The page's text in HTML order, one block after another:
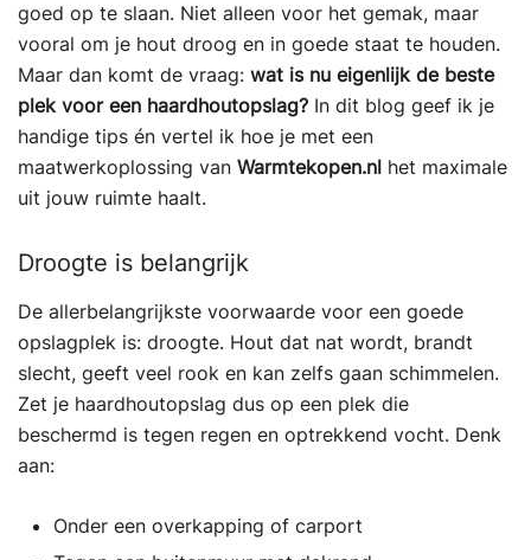
goed op te slaan. Niet alleen voor het gemak, maar
vooral om je hout droog en in goede staat te houden.
Maar dan komt de vraag: wat is nu eigenlijk de beste
plek voor een haardhoutopslag? In dit blog geef ik je
handige tips én vertel ik hoe je met een
maatwerkoplossing van Warmtekopen.nl het maximale
uit jouw ruimte haalt.
Droogte is belangrijk
De allerbelangrijkste voorwaarde voor een goede
opslagplek is: droogte. Hout dat nat wordt, brandt
slecht, geeft veel rook en kan zelfs gaan schimmelen.
Zet je haardhoutopslag dus op een plek die
beschermd is tegen regen en optrekkend vocht. Denk
aan:
Onder een overkapping of carport